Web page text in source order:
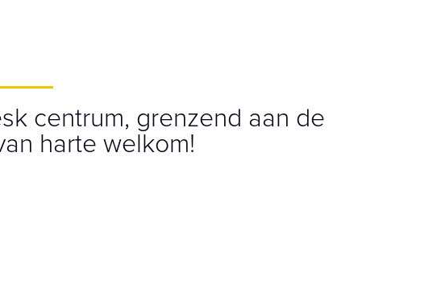
centrum, grenzend aan de
harte welkom!